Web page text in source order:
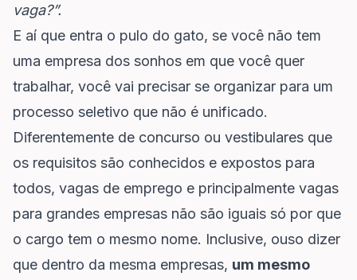
vaga?”.
E aí que entra o pulo do gato, se você não tem
uma empresa dos sonhos em que você quer
trabalhar, você vai precisar se organizar para um
processo seletivo que não é unificado.
Diferentemente de concurso ou vestibulares que
os requisitos são conhecidos e expostos para
todos, vagas de emprego e principalmente vagas
para grandes empresas não são iguais só por que
o cargo tem o mesmo nome. Inclusive, ouso dizer
que dentro da mesma empresas, um mesmo